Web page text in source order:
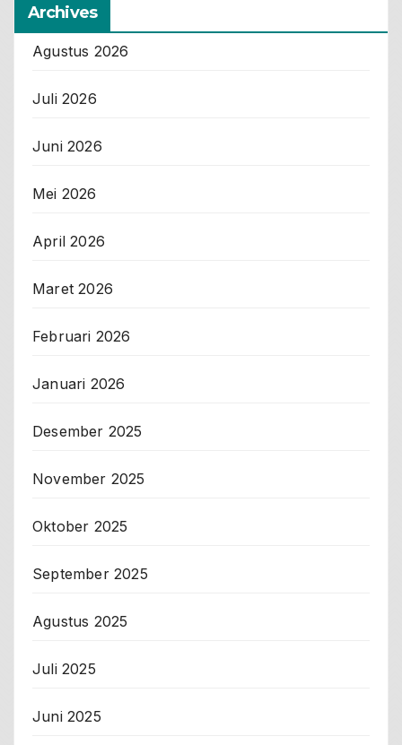
Archives
Agustus 2026
Juli 2026
Juni 2026
Mei 2026
April 2026
Maret 2026
Februari 2026
Januari 2026
Desember 2025
November 2025
Oktober 2025
September 2025
Agustus 2025
Juli 2025
Juni 2025